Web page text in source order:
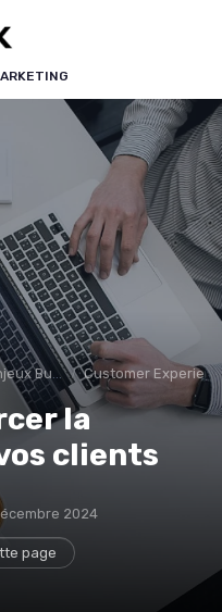
Customer
la
clients
2024
page